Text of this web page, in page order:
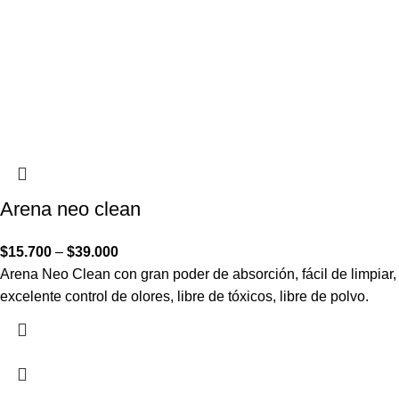
Arena neo clean
$15.700 – $39.000
Arena Neo Clean con gran poder de absorción, fácil de limpiar,
excelente control de olores, libre de tóxicos, libre de polvo.